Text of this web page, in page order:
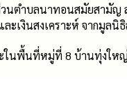
วนตำบลนาทอนสมัยสามัญ
ะเงินสงเคราะห์ จากมูลนิ
ในพื้นที่หมู่ที่ 8 บ้านทุ่งให